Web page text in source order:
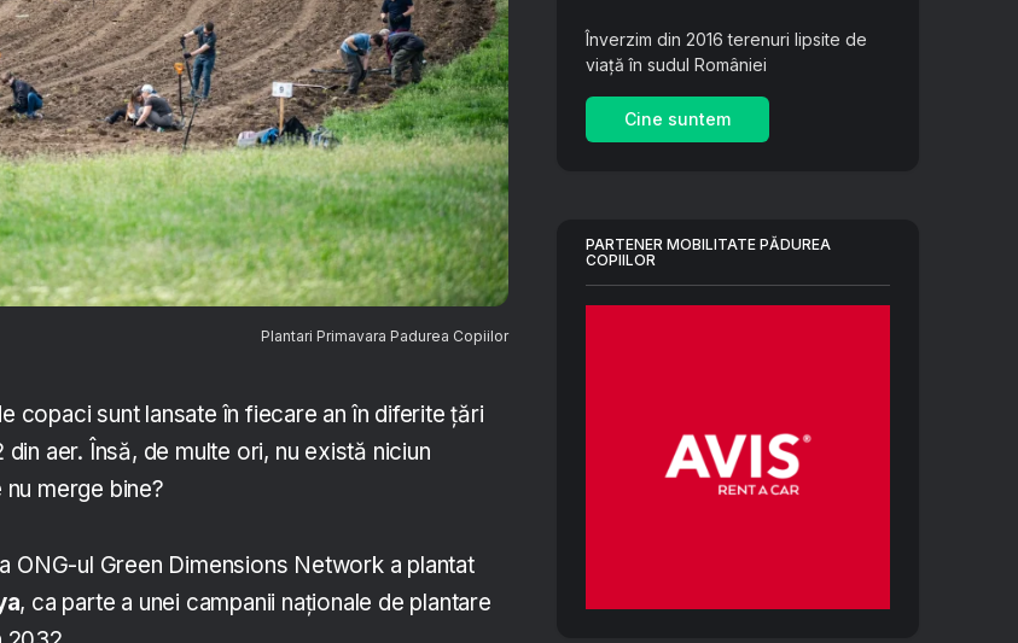
Plantari Primavara Padurea Copiilor
copaci sunt lansate în fiecare an în diferite țări
aer. Însă, de multe ori, nu există niciun
merge bine?
ONG-ul Green Dimensions Network a plantat
, ca parte a unei campanii naționale de plantare
Înverzim din 2016 terenuri lipsite de
viață în sudul României
Cine suntem
PARTENER MOBILITATE PĂDUREA
COPIILOR